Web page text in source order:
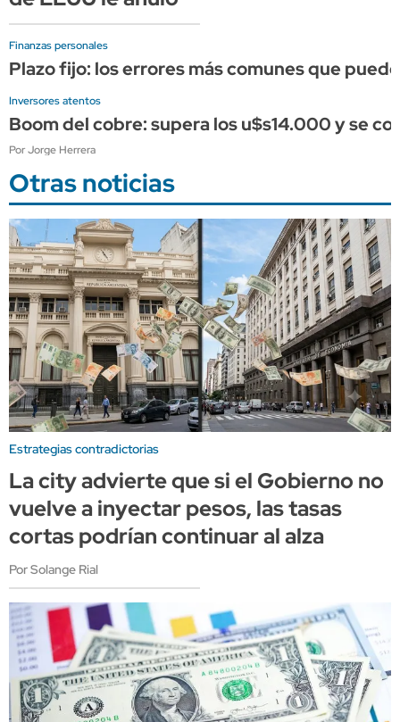
Finanzas personales
Plazo fijo: los errores más comunes que
Inversores atentos
Boom del cobre: supera los u$s14.000 y se
Por Jorge Herrera
Otras noticias
Estrategias contradictorias
La city advierte que si el Gobierno no
vuelve a inyectar pesos, las tasas
cortas podrían continuar al alza
Por Solange Rial